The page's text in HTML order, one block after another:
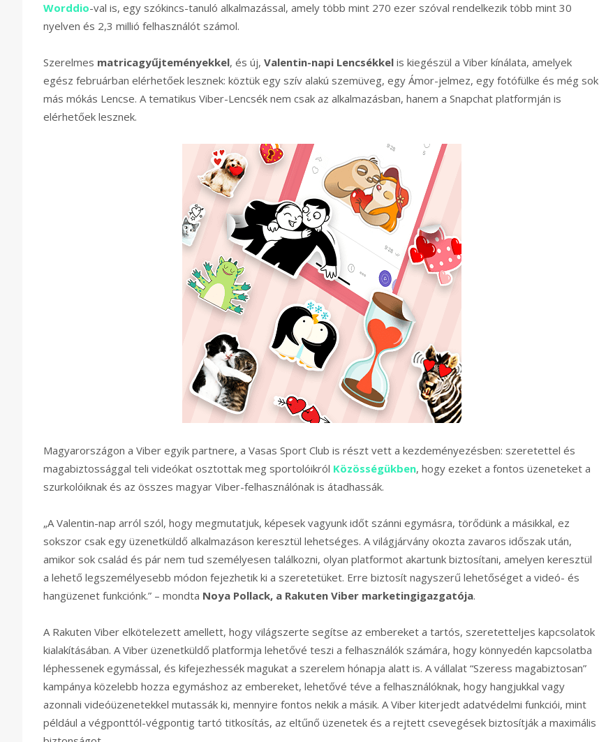
Worddio-val is, egy szókincs-tanuló alkalmazással, amely több mint 270 ezer szóval rendelkezik több mint 30
nyelven és 2,3 millió felhasználót számol.
Szerelmes matricagyűjteményekkel, és új, Valentin-napi Lencsékkel is kiegészül a Viber kínálata, amelyek
egész februárban elérhetőek lesznek: köztük egy szív alakú szemüveg, egy Ámor-jelmez, egy fotófülke és még sok
más mókás Lencse. A tematikus Viber-Lencsék nem csak az alkalmazásban, hanem a Snapchat platformján is
elérhetőek lesznek.
Magyarországon a Viber egyik partnere, a Vasas Sport Club is részt vett a kezdeményezésben: szeretettel és
magabiztossággal teli videókat osztottak meg sportolóikról Közösségükben, hogy ezeket a fontos üzeneteket a
szurkolóiknak és az összes magyar Viber-felhasználónak is átadhassák.
„A Valentin-nap arról szól, hogy megmutatjuk, képesek vagyunk időt szánni egymásra, törődünk a másikkal, ez
sokszor csak egy üzenetküldő alkalmazáson keresztül lehetséges. A világjárvány okozta zavaros időszak után,
amikor sok család és pár nem tud személyesen találkozni, olyan platformot akartunk biztosítani, amelyen keresztül
a lehető legszemélyesebb módon fejezhetik ki a szeretetüket. Erre biztosít nagyszerű lehetőséget a videó- és
hangüzenet funkciónk.” – mondta Noya Pollack, a Rakuten Viber marketingigazgatója.
A Rakuten Viber elkötelezett amellett, hogy világszerte segítse az embereket a tartós, szeretetteljes kapcsolatok
kialakításában. A Viber üzenetküldő platformja lehetővé teszi a felhasználók számára, hogy könnyedén kapcsolatba
léphessenek egymással, és kifejezhessék magukat a szerelem hónapja alatt is. A vállalat “Szeress magabiztosan”
kampánya közelebb hozza egymáshoz az embereket, lehetővé téve a felhasználóknak, hogy hangjukkal vagy
azonnali videóüzenetekkel mutassák ki, mennyire fontos nekik a másik. A Viber kiterjedt adatvédelmi funkciói, mint
például a végponttól-végpontig tartó titkosítás, az eltűnő üzenetek és a rejtett csevegések biztosítják a maximális